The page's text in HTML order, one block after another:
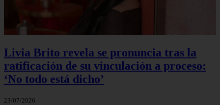
Livia Brito revela se pronuncia tras la
ratificación de su vinculación a proceso:
‘No todo está dicho’
23/07/2026